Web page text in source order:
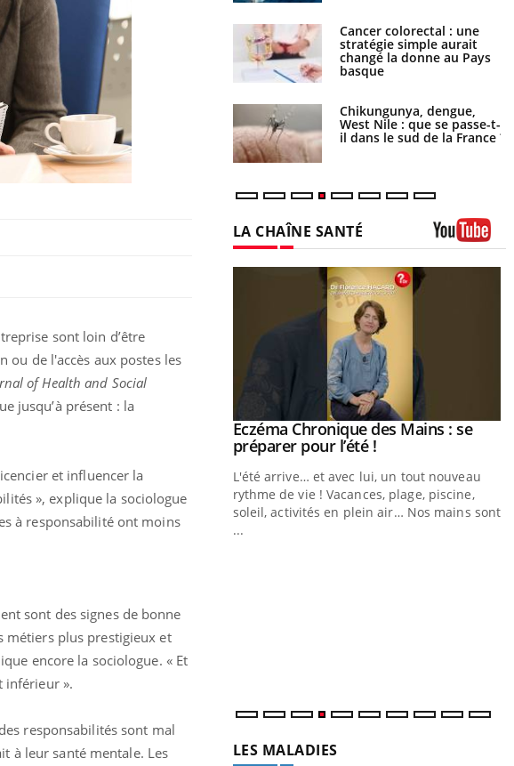
sont loin d’être
ou de l'accès aux postes les
of Health and Social
jusqu’à présent : la
et influencer la
», explique la sociologue
à responsabilité ont moins
sont des signes de bonne
plus prestigieux et
encore la sociologue. « Et
inférieur ».
responsabilités sont mal
à leur santé mentale. Les
Grossesse à risque : ce jus
naturel attire l'attention
des chercheurs
Comment oublier les
écrans en vacances ?
Cancer colorectal : une
stratégie simple aurait
changé la donne au Pays
basque
Chikungunya, dengue,
West Nile : que se passe-t-
il dans le sud de la France ?
LA CHAÎNE SANTÉ
l'insuline dans le diabète de type 2
d'idées reçues chez les
comme parfois chez les soignants.
Youtube
Eczéma Chronique des Mains : se
préparer pour l’été !Youtube
L'été arrive… et avec lui, un tout nouveau
rythme de vie ! Vacances, plage, piscine,
soleil, activités en plein air… Nos mains sont
...
LES MALADIES